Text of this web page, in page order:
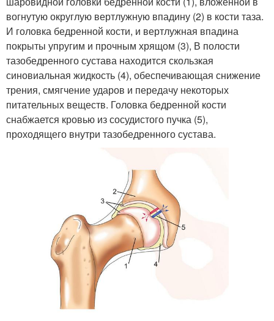
вогнутую округлую вертлужную впадину (2) в кости таза.
И головка бедренной кости, и вертлужная впадина
покрыты упругим и прочным хрящом (3), В полости
тазобедренного сустава находится скользкая
синовиальная жидкость (4), обеспечивающая снижение
трения, смягчение ударов и передачу некоторых
питательных веществ. Головка бедренной кости
снабжается кровью из сосудистого пучка (5),
проходящего внутри тазобедренного сустава.